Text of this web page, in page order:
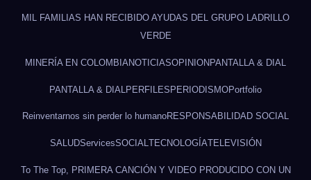
MIL FAMILIAS HAN RECIBIDO AYUDAS DEL GRUPO LADRILLO
VERDE
MINERÍA EN COLOMBIA NOTICIASOPINION PANTALLA & DIAL
PANTALLA & DIAL PERFILESPERIODISMOPortfolio
Reinventarnos sin perder lo humanoRESPONSABILIDAD SOCIAL
SALUDServicesSOCIALTECNOLOGÍATELEVISIÓN
To The Top, PRIMERA CANCIÓN Y VIDEO PRODUCIDO CON UN